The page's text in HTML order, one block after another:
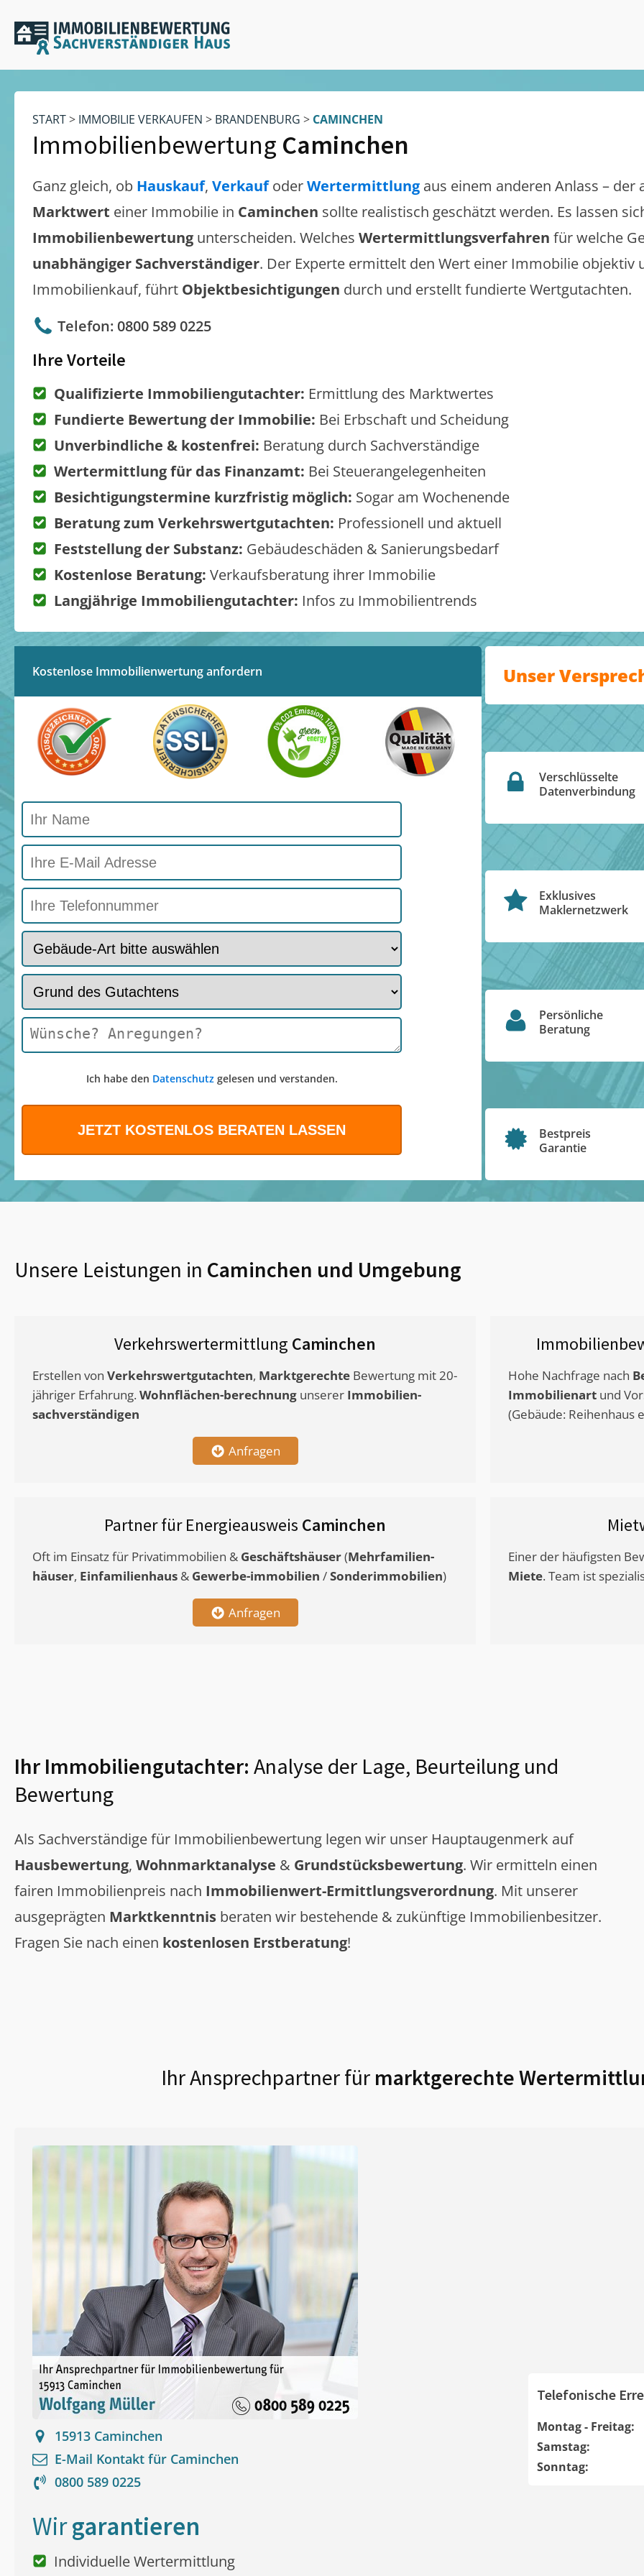
START> IMMOBILIE VERKAUFEN > BRANDENBURG > CAMINCHEN
Immobilienbewertung Caminchen
Ganz gleich, ob Hauskauf, VerkaufoderWertermittlung aus einem anderen Anlass – der
Marktwert einer Immobilie in Caminchen sollte realistisch geschätzt werden. Es lassen
Immobilienbewertung unterscheiden. Welches Wertermittlungsverfahren für welche
unabhängiger Sachverständiger. Der Experte ermittelt den Wert einer Immobilie objektiv
Immobilienkauf, führt Objektbesichtigungen durch und erstellt fundierte Wertgutachten.
Telefon: 0800 589 0225
Ihre Vorteile
Qualifizierte Immobiliengutachter: Ermittlung des Marktwertes
Fundierte Bewertung der Immobilie: Bei Erbschaft und Scheidung
Unverbindliche & kostenfrei: Beratung durch Sachverständige
Wertermittlung für das Finanzamt: Bei Steuerangelegenheiten
Besichtigungstermine kurzfristig möglich: Sogar am Wochenende
Beratung zum Verkehrswertgutachten: Professionell und aktuell
Feststellung der Substanz: Gebäudeschäden & Sanierungsbedarf
Kostenlose Beratung: Verkaufsberatung ihrer Immobilie
Langjährige Immobiliengutachter: Infos zu Immobilientrends
Kostenlose Immobilienwertung anfordern
Ich habe den Datenschutzgelesen und verstanden.
Unser
Verschlüsselte
Datenverbindung
Exklusives
Maklernetzwerk
Persönliche
Beratung
Bestpreis
Garantie
Unsere Leistungen in Caminchen und Umgebung
Verkehrswertermittlung Caminchen
Erstellen von Verkehrswertgutachten, Marktgerechte Bewertung mit 20-
jähriger Erfahrung. Wohnflächen-berechnung unserer Immobilien-
sachverständigen
Anfragen
Hohe Nachfrage nach
Immobilienart und
(Gebäude: Reihenhaus
Partner für Energieausweis Caminchen
Oft im Einsatz für Privatimmobilien & Geschäftshäuser(Mehrfamilien-
häuser, Einfamilienhaus & Gewerbe-immobilien /Sonderimmobilien)
Anfragen
Einer der häufigsten
Miete. Team ist
Ihr Immobiliengutachter: Analyse der Lage, Beurteilung und
Bewertung
Als Sachverständige für Immobilienbewertung legen wir unser Hauptaugenmerk auf
Hausbewertung, Wohnmarktanalyse & Grundstücksbewertung. Wir ermitteln einen
fairen Immobilienpreis nach Immobilienwert-Ermittlungsverordnung. Mit unserer
ausgeprägten Marktkenntnis beraten wir bestehende & zukünftige Immobilienbesitzer.
Fragen Sie nach einen kostenlosen Erstberatung!
Ihr Ansprechpartner fürmarktgerechte
15913 Caminchen
E-Mail Kontakt für Caminchen
0800 589 0225
Telefonische
Montag - Freitag:
Samstag:
Sonntag:
Wirgarantieren
Individuelle Wertermittlung